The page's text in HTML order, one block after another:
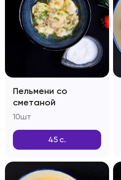
Пельмени со
сметаной
10шт
45 с.